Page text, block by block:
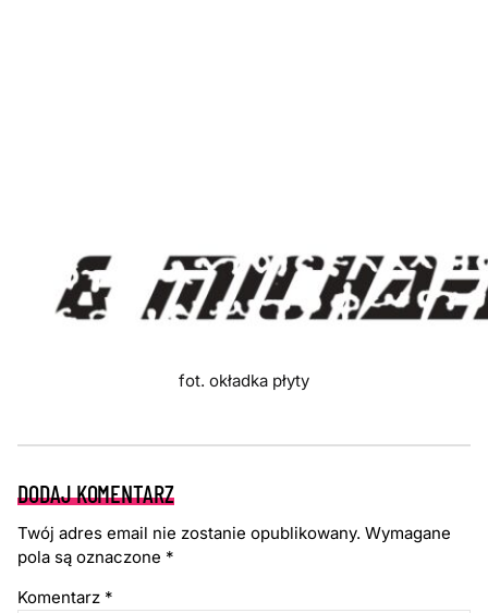
fot. okładka płyty
DODAJ KOMENTARZ
Twój adres email nie zostanie opublikowany. Wymagane
pola są oznaczone *
Komentarz *